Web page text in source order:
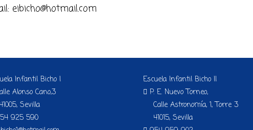
eibicho@hotmail.com
Infantil Bicho I
Alonso Cano,3
Sevilla
925 590
Escuela Infantil Bicho II
P. E. Nuevo Torneo,
Calle Astronomía, 1, Torre 3
41015, Sevilla